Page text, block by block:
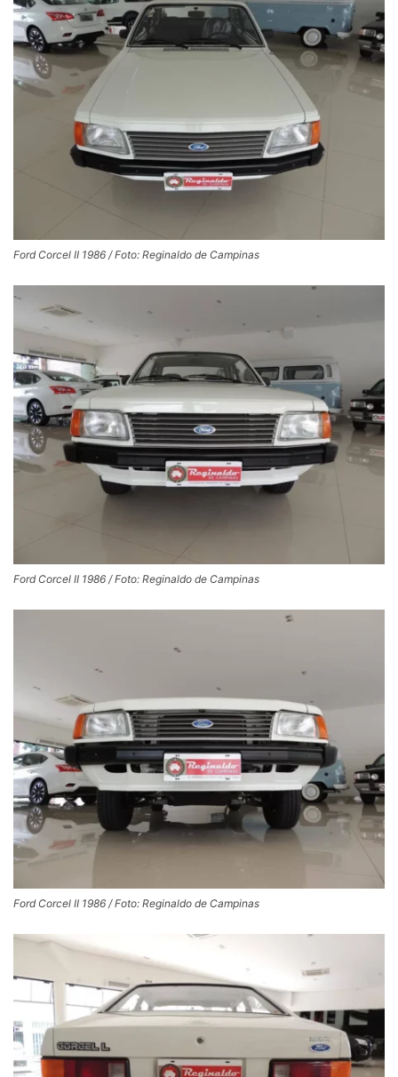
Ford Corcel II 1986 / Foto: Reginaldo de Campinas
Ford Corcel II 1986 / Foto: Reginaldo de Campinas
Ford Corcel II 1986 / Foto: Reginaldo de Campinas